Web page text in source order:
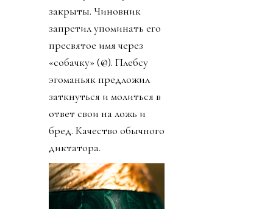
закрыты. Чиновник
запретил упоминать его
пресвятое имя через
«собачку» (@). Плебсу
эгоманьяк предложил
заткнуться и молиться в
ответ свои на ложь и
бред. Качество обычного
диктатора.